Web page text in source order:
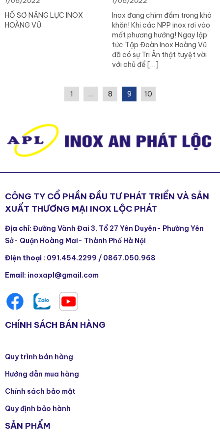
HỒ SƠ NĂNG LỰC INOX
HOÀNG VŨ
Tại chùa bãi đính
Inox đang chìm đắm trong khó
khăn! Khi các NPP inox rơi vào
mất phương hướng! Ngay lập
tức Tập Đoàn Inox Hoàng Vũ
đã có sự Tri Ân thật tuyệt vời
với chủ để […]
1 … 8 9 10
CÔNG TY CỔ PHẦN ĐẦU TƯ PHÁT TRIỂN VÀ SẢN
XUẤT THƯƠNG MẠI INOX LỘC PHÁT
Địa chỉ: Đường Vành Đai 3, Tổ 27 Yên Duyên- Phường Yên
Sở- Quận Hoàng Mai- Thành Phố Hà Nội
Điện thoại : 091.454.2299 / 0867.050.968
Email: inoxapl@gmail.com
CHÍNH SÁCH BÁN HÀNG
Quy trình bán hàng
Hướng dẫn mua hàng
Chính sách bảo mật
Quy định bảo hành
SẢN PHẨM